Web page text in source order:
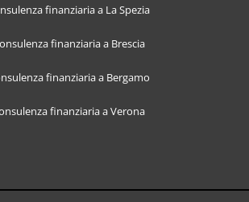
finanziaria a La Spezia
finanziaria a Brescia
finanziaria a Bergamo
finanziaria a Verona